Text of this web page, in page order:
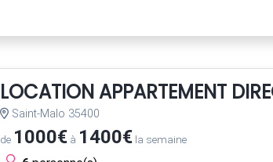
LOCATION APPARTEMENT
Saint-Malo 35400
de 1000€à 1400€la semaine